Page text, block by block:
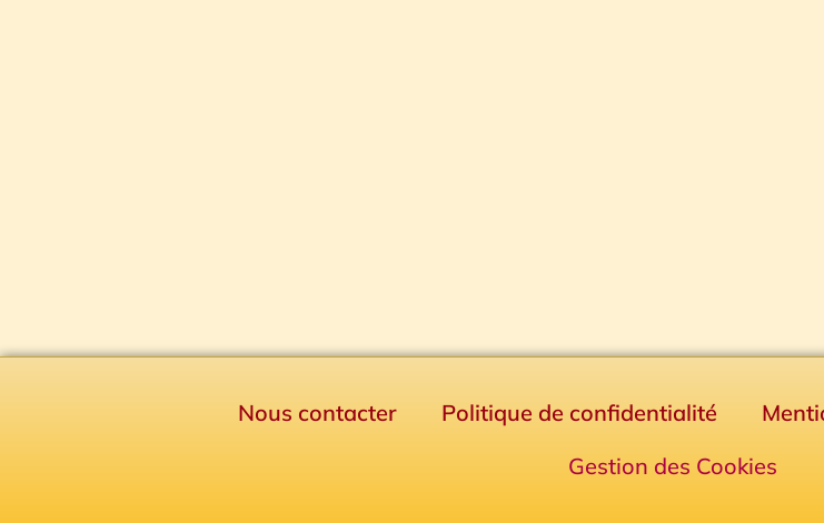
Nous contacter Politique de confidentialité
Gestion des Cookies